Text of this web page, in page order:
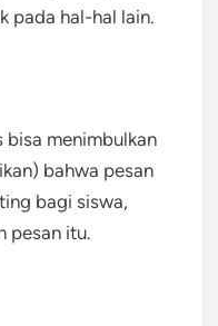
pada hal-hal lain.
bisa menimbulkan
bahwa pesan
bagi siswa,
pesan itu.